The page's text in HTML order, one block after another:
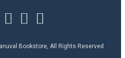
Bookstore, All Rights Reserved